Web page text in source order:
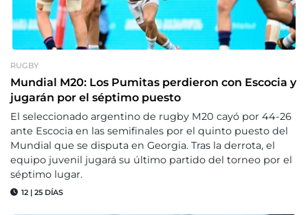
RUGBY
Mundial M20: Los Pumitas perdieron con Escocia y
jugarán por el séptimo puesto
El seleccionado argentino de rugby M20 cayó por 44-26
ante Escocia en las semifinales por el quinto puesto del
Mundial que se disputa en Georgia. Tras la derrota, el
equipo juvenil jugará su último partido del torneo por el
séptimo lugar.
12 | 25 DÍAS